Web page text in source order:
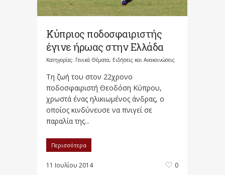
Κύπριος ποδοσφαιριστής
έγινε ήρωας στην Ελλάδα
Κατηγορίες: Γενικά Θέματα, Ειδήσεις και Ανακοινώσεις
Τη ζωή του στον 22χρονο
ποδοσφαιριστή Θεοδόση Κύπρου,
χρωστά ένας ηλικιωμένος άνδρας, ο
οποίος κινδύνευσε να πνιγεί σε
παραλία της...
Περισσότερα
11 Ιουλίου 2014 0